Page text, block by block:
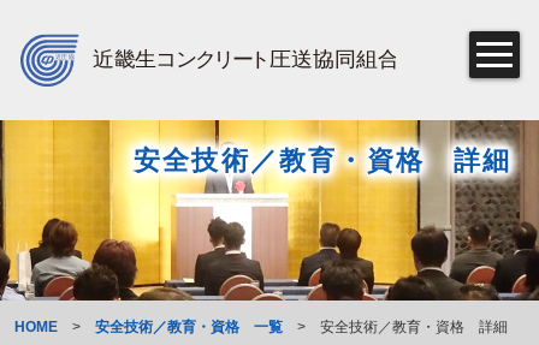
安全技術／教育・資格 詳細
HOME > 安全技術／教育・資格 一覧 > 安全技術／教育・資格 詳細